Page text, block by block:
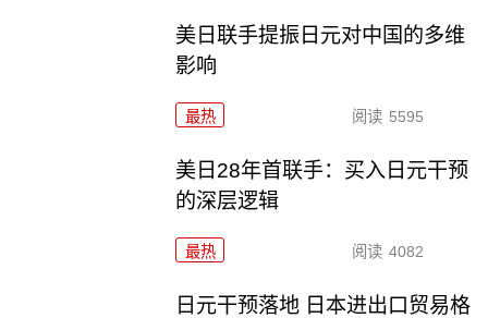
美日联手提振日元对中国的多维
影响
最热 阅读 5595
美日28年首联手：买入日元干预
的深层逻辑
最热 阅读 4082
日元干预落地 日本进出口贸易格